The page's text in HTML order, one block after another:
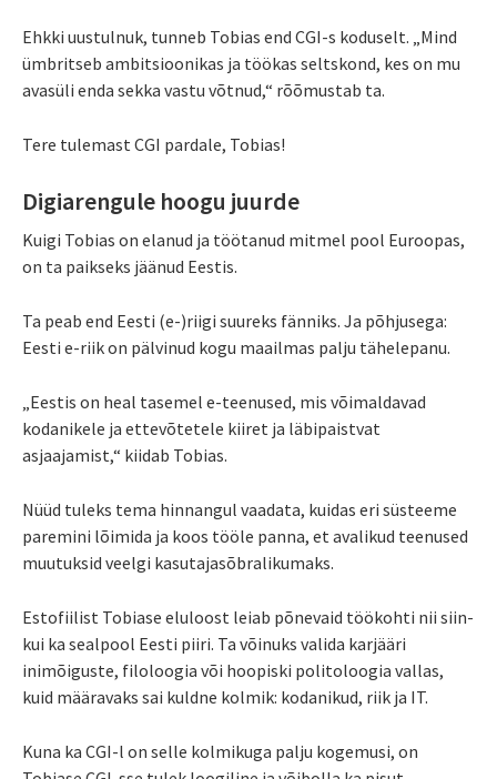
Ehkki uustulnuk, tunneb Tobias end CGI-s koduselt. „Mind
ümbritseb ambitsioonikas ja töökas seltskond, kes on mu
avasüli enda sekka vastu võtnud,“ rõõmustab ta.
Tere tulemast CGI pardale, Tobias!
Digiarengule hoogu juurde
Kuigi Tobias on elanud ja töötanud mitmel pool Euroopas,
on ta paikseks jäänud Eestis.
Ta peab end Eesti (e-)riigi suureks fänniks. Ja põhjusega:
Eesti e-riik on pälvinud kogu maailmas palju tähelepanu.
„Eestis on heal tasemel e-teenused, mis võimaldavad
kodanikele ja ettevõtetele kiiret ja läbipaistvat
asjaajamist,“ kiidab Tobias.
Nüüd tuleks tema hinnangul vaadata, kuidas eri süsteeme
paremini lõimida ja koos tööle panna, et avalikud teenused
muutuksid veelgi kasutajasõbralikumaks.
Estofiilist Tobiase eluloost leiab põnevaid töökohti nii siin-
kui ka sealpool Eesti piiri. Ta võinuks valida karjääri
inimõiguste, filoloogia või hoopiski politoloogia vallas,
kuid määravaks sai kuldne kolmik: kodanikud, riik ja IT.
Kuna ka CGI-l on selle kolmikuga palju kogemusi, on